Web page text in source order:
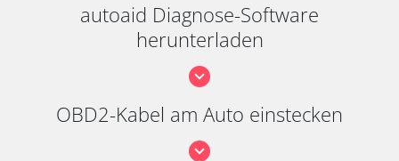
autoaid Diagnose-Software
herunterladen
OBD2-Kabel am Auto einstecken